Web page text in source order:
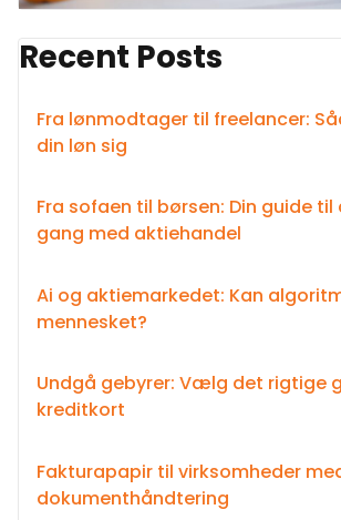
Recent Posts
Fra lønmodtager til freelancer:
din løn sig
Fra sofaen til børsen: Din guide
gang med aktiehandel
Ai og aktiemarkedet: Kan
mennesket?
Undgå gebyrer: Vælg det rigtige
kreditkort
Fakturapapir til virksomheder
dokumenthåndtering